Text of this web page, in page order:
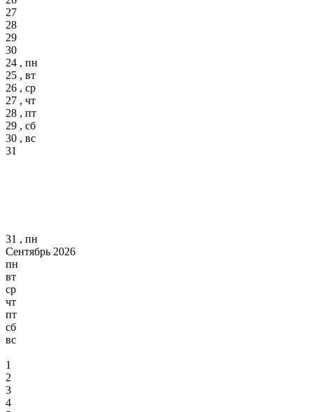
27
28
29
30
24 , пн
25 , вт
26 , ср
27 , чт
28 , пт
29 , сб
30 , вс
31
31 , пн
Сентябрь 2026
пн
вт
ср
чт
пт
сб
вс
1
2
3
4